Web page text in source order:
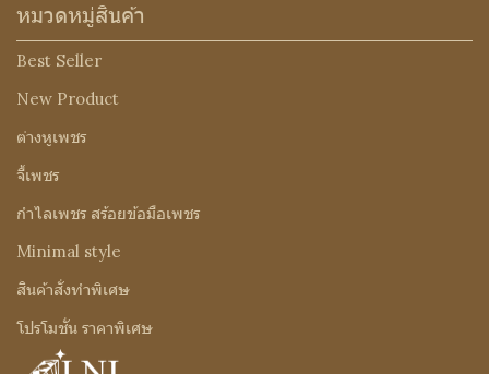
หมวดหมู่สินค้า
Best Seller
New Product
ต่างหูเพชร
จี้เพชร
กำไลเพชร สร้อยข้อมือเพชร
Minimal style
สินค้าสั่งทำพิเศษ
โปรโมชั่น ราคาพิเศษ